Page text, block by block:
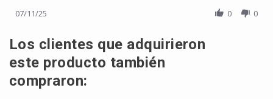
07/11/25 0 0
Los clientes que adquirieron
este producto también
compraron: